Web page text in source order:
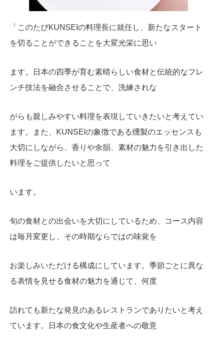
「このたびKUNSEIの料理長に就任し、新たなスタート
を切ることができることを大変光栄に思い
ます。日本の四季が育む素晴らしい食材と伝統的なフレ
ンチ技法を融合させることで、洗練されな
がらも親しみやすい料理を表現していきたいと考えてい
ます。また、KUNSEIの象徴である燻製のエッセンスも
大切にしながら、香りや余韻、素材の魅力を引き出した
料理をご提供したいと思って
います。
旬の食材との出会いを大切にしているため、コース内容
は毎月変更し、その時期ならではの味覚を
お楽しみいただける構成にしています。季節ごとに異な
る表情を見せる食材の魅力を通じて、何度
訪れても新たな発見のあるレストランでありたいと考え
ています。日本の食文化や生産者への敬意